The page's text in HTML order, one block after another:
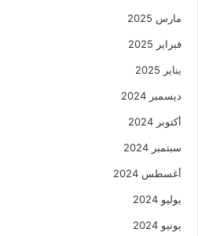
مارس 2025
فبراير 2025
يناير 2025
ديسمبر 2024
أكتوبر 2024
سبتمبر 2024
أغسطس 2024
يوليو 2024
يونيو 2024